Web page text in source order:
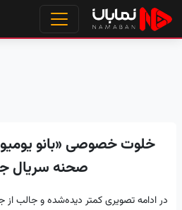
خلوت خصوصی «بانو
صحنه سریال
در ادامه تصویری کمتر دیده‌شده و جالب